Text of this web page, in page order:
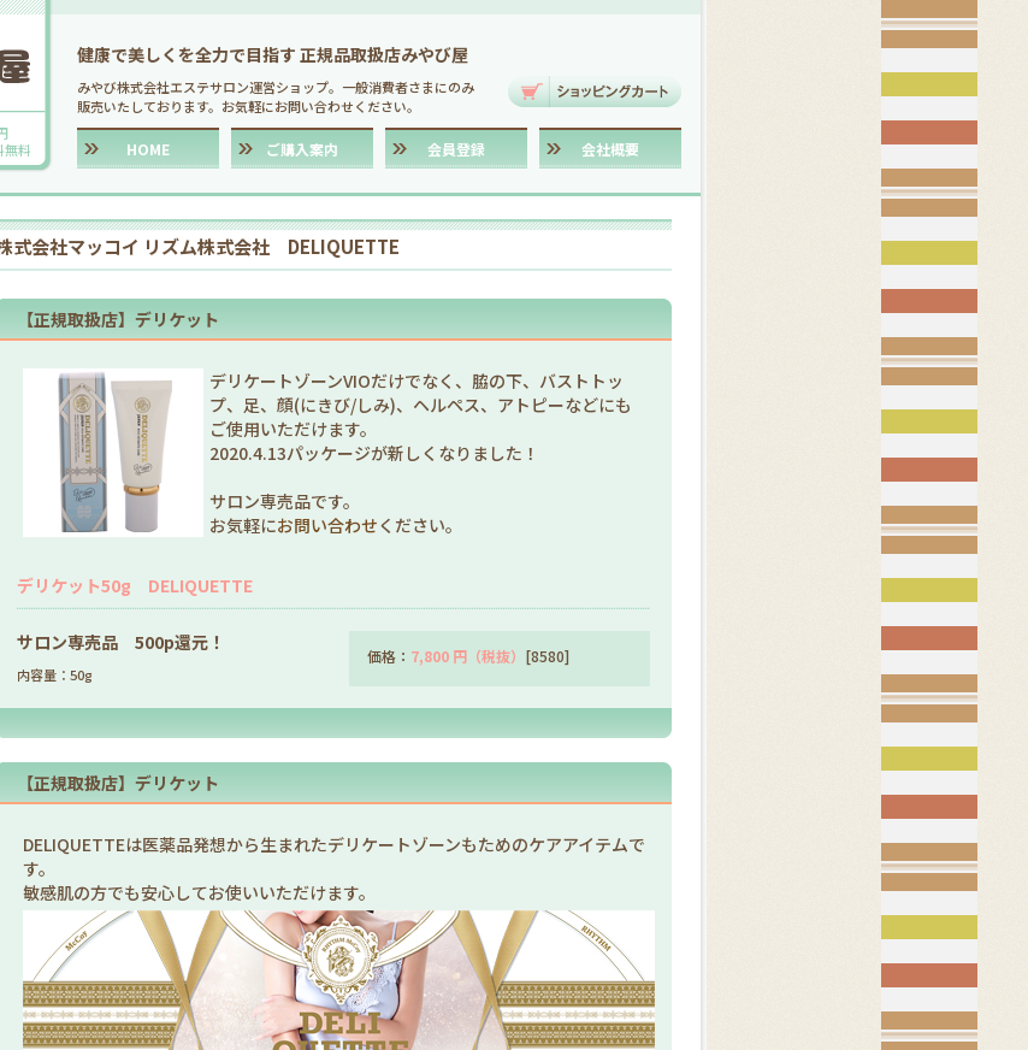
無料
健康で美しくを全力で目指す 正規品取扱店みやび屋
みやび株式会社エステサロン運営ショップ。一般消費者さまにのみ
販売いたしております。お気軽にお問い合わせください。
HOME ご購入案内 会員登録 会社概要
式会社マッコイ リズム株式会社 DELIQUETTE
【正規取扱店】デリケット
デリケートゾーンVIOだけでなく、脇の下、バストトッ
プ、足、顔(にきび/しみ)、ヘルペス、アトピーなどにも
ご使用いただけます。
2020.4.13パッケージが新しくなりました！
サロン専売品です。
お気軽にお問い合わせください。
デリケット50g DELIQUETTE
サロン専売品 500p還元！
内容量：50g
価格： 7,800 円（税抜） [8580]
【正規取扱店】デリケット
DELIQUETTEは医薬品発想から生まれたデリケートゾーンもためのケアアイテムで
す。
敏感肌の方でも安心してお使いいただけます。